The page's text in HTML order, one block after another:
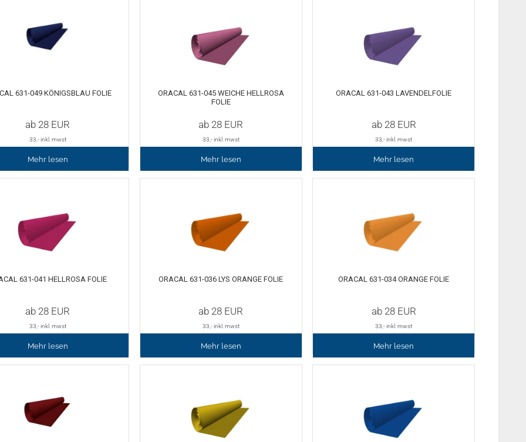
631-049 KÖNIGSBLAU FOLIE
ab 28 EUR
33,- inkl. mwst
Mehr lesen
ORACAL 631-045 WEICHE HELLROSA
FOLIE
ab 28 EUR
33,- inkl. mwst
Mehr lesen
ORACAL 631-043 LAVENDELFOLIE
ab 28EUR
33,- inkl. mwst
Mehr lesen
631-041 HELLROSA FOLIE
ab 28 EUR
33 ,- inkl. mwst
Mehr lesen
ORACAL 631-036 LYS ORANGE FOLIE
ab 28 EUR
33 ,- inkl. mwst
Mehr lesen
ORACAL 631-034 ORANGE FOLIE
ab 28EUR
33 ,- inkl. mwst
Mehr lesen